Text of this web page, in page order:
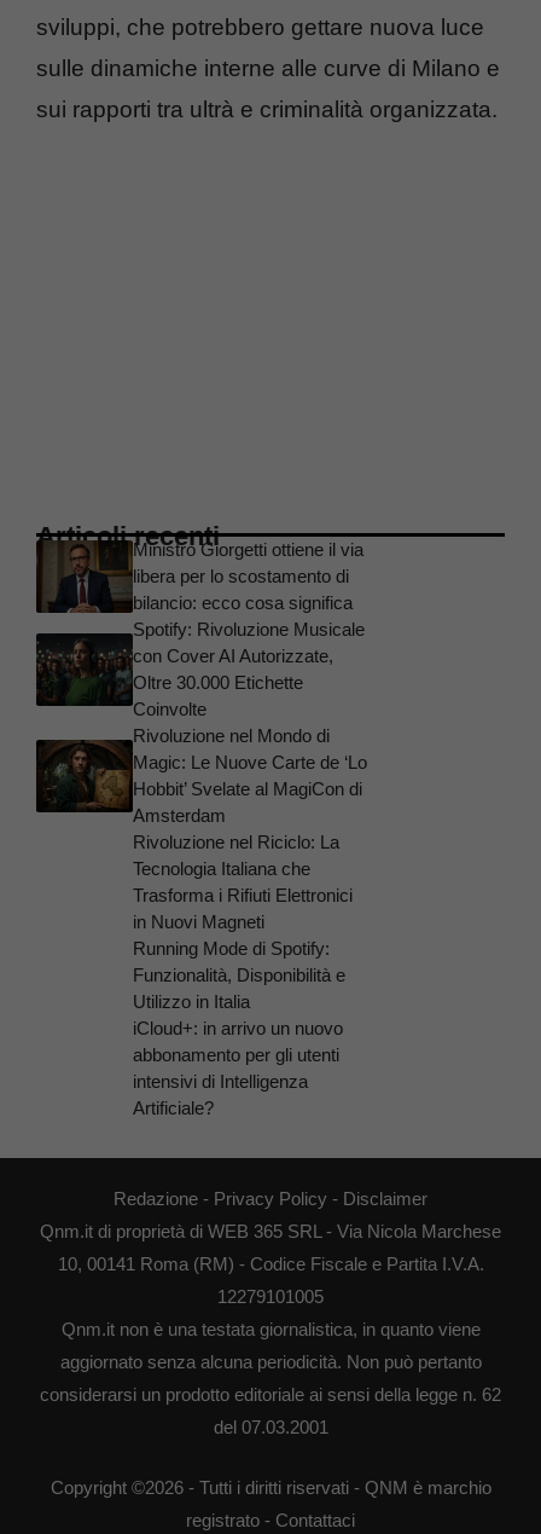
sviluppi, che potrebbero gettare nuova luce
sulle dinamiche interne alle curve di Milano e
sui rapporti tra ultrà e criminalità organizzata.
Articoli recentiMinistro Giorgetti ottiene il via
libera per lo scostamento di
bilancio: ecco cosa significa
Spotify: Rivoluzione Musicale
con Cover AI Autorizzate,
Oltre 30.000 Etichette
Coinvolte
Rivoluzione nel Mondo di
Magic: Le Nuove Carte de ‘Lo
Hobbit’ Svelate al MagiCon di
Amsterdam
Rivoluzione nel Riciclo: La
Tecnologia Italiana che
Trasforma i Rifiuti Elettronici
in Nuovi Magneti
Running Mode di Spotify:
Funzionalità, Disponibilità e
Utilizzo in Italia
iCloud+: in arrivo un nuovo
abbonamento per gli utenti
intensivi di Intelligenza
Artificiale?
Redazione - Privacy Policy - Disclaimer
Qnm.it di proprietà di WEB 365 SRL - Via Nicola Marchese
10, 00141 Roma (RM) - Codice Fiscale e Partita I.V.A.
12279101005
Qnm.it non è una testata giornalistica, in quanto viene
aggiornato senza alcuna periodicità. Non può pertanto
considerarsi un prodotto editoriale ai sensi della legge n. 62
del 07.03.2001
Copyright ©2026 - Tutti i diritti riservati - QNM è marchio
registrato - Contattaci